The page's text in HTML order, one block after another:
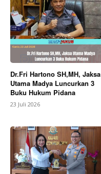
Dr.Fri Hartono SH,MH, Jaksa
Utama Madya Luncurkan 3
Buku Hukum Pidana
23 Juli 2026